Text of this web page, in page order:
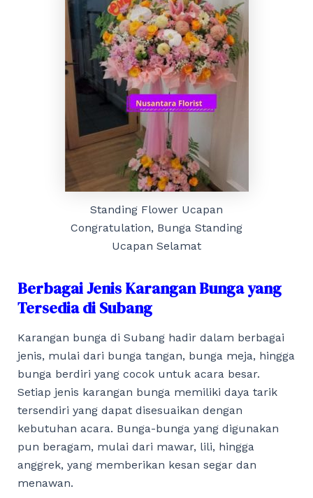
Standing Flower Ucapan
Congratulation, Bunga Standing
Ucapan Selamat
Berbagai Jenis Karangan Bunga yang
Tersedia di Subang
Karangan bunga di Subang hadir dalam berbagai
jenis, mulai dari bunga tangan, bunga meja, hingga
bunga berdiri yang cocok untuk acara besar.
Setiap jenis karangan bunga memiliki daya tarik
tersendiri yang dapat disesuaikan dengan
kebutuhan acara. Bunga-bunga yang digunakan
pun beragam, mulai dari mawar, lili, hingga
anggrek, yang memberikan kesan segar dan
menawan.